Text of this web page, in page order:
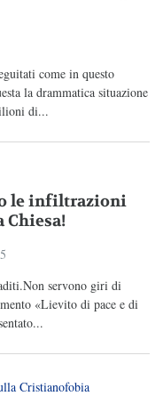
come in questo
la drammatica situazione
di...
le infiltrazioni
Chiesa!
servono giri di
«Lievito di pace e di
Cristianofobia